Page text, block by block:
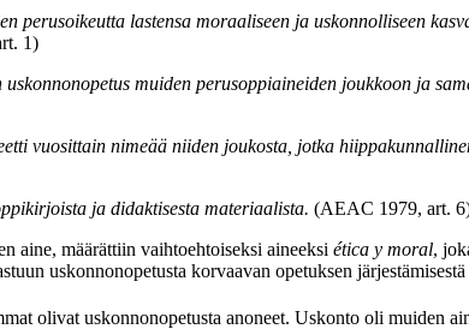
perusoikeutta lastensa moraaliseen ja uskonnolliseen
1)
muiden perusoppiaineiden joukkoon ja
vuosittain nimeää niiden joukosta, jotka
ja didaktisesta materiaalista. (AEAC 1979, art.
aine, määrättiin vaihtoehtoiseksi aineeksi ética y moral,
uskonnonopetusta korvaavan opetuksen
olivat uskonnonopetusta anoneet. Uskonto oli muiden